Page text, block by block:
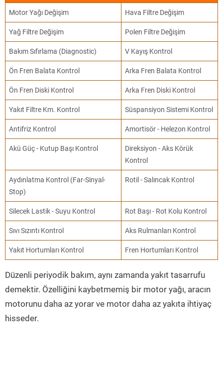
Motor Yağı Değişim Hava Filtre Değişim
Yağ Filtre Değişim Polen Filtre Değişim
Bakım Sıfırlama (Diagnostic) V Kayış Kontrol
Ön Fren Balata Kontrol Arka Fren Balata Kontrol
Ön Fren Diski Kontrol Arka Fren Diski Kontrol
Yakıt Filtre Km. Kontrol Süspansiyon Sistemi Kontrol
Antifriz Kontrol Amortisör - Helezon Kontrol
Akü Güç - Kutup Başı Kontrol
Direksiyon - Aks Körük
Kontrol
Aydınlatma Kontrol (Far-Sinyal-
Stop)
Rotil - Salıncak Kontrol
Silecek Lastik - Suyu Kontrol Rot Başı - Rot Kolu Kontrol
Sıvı Sızıntı Kontrol Aks Rulmanları Kontrol
Yakıt Hortumları Kontrol Fren Hortumları Kontrol
Düzenli periyodik bakım, aynı zamanda yakıt tasarrufu
demektir. Özelliğini kaybetmemiş bir motor yağı, aracın
motorunu daha az yorar ve motor daha az yakıta ihtiyaç
hisseder.